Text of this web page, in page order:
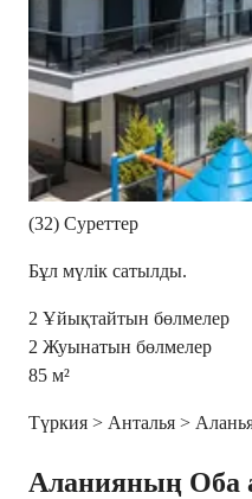
(32) Суреттер
Бұл мүлік сатылды.
2 Ұйықтайтын бөлмелер
2 Жуынатын бөлмелер
85 м²
Түркия > Анталья >
Аланияның Оба